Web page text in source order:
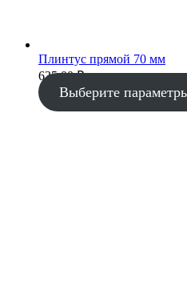
Плинтус прямой 70 мм
635.00₽
Выберите